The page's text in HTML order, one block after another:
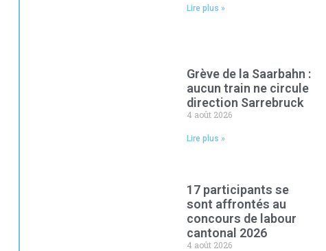
Lire plus »
Grève de la Saarbahn :
aucun train ne circule
direction Sarrebruck
4 août 2026
Lire plus »
17 participants se
sont affrontés au
concours de labour
cantonal 2026
4 août 2026